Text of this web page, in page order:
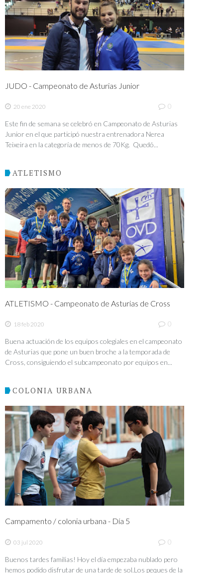
JUDO - Campeonato de Asturias Junior
20 ene 2020 0
Este fin de semana se celebró en Campeonato de Asturias
Junior en el que participó nuestra entrenadora Nerea
Teixeira en la categoría de menos de 70Kg. Quedó...
ATLETISMO
ATLETISMO - Campeonato de Asturias de Cross
18 feb 2020 0
Buena actuación de los equipos colegiales en el campeonato
de Asturias que pone un buen broche a la temporada de
Cross, consiguiendo el subcampeonato por equipos en...
COLONIA URBANA
Campamento / colonia urbana - Día 5
03 jul 2020 0
Buenos tardes familias! Hoy el día empezaba nublado pero
hemos podido disfrutar de una tarde de sol.Los peques de la